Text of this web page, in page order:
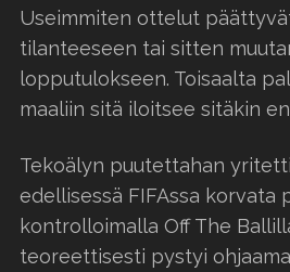
Useimmiten ottelut
tilanteeseen tai sitten
lopputulokseen. Toisaalta
maaliin sitä iloitsee sitäkin
Tekoälyn puutettahan
edellisessä FIFAssa korvata
kontrolloimalla Off The
teoreettisesti pystyi